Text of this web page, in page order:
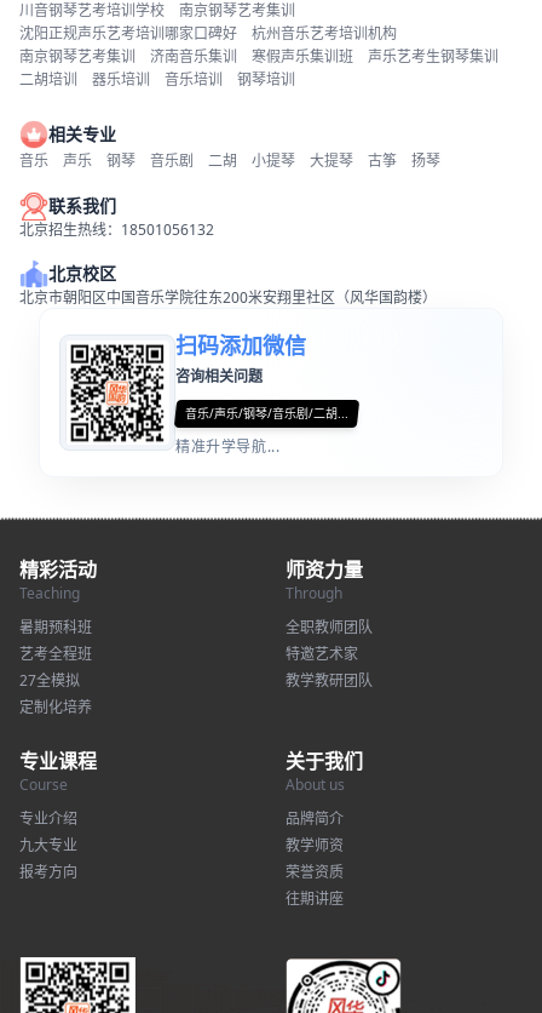
川音钢琴艺考培训学校
南京钢琴艺考集训
沈阳正规声乐艺考培训哪家口碑好
杭州音乐艺考培训机构
南京钢琴艺考集训
济南音乐集训 寒假声乐集训班
声乐艺考生钢琴集训
二胡培训
器乐培训 音乐培训 钢琴培训
相关专业
音乐 声乐 钢琴 音乐剧 二胡 小提琴 大提琴 古筝 扬琴
联系我们
北京招生热线：18501056132
北京校区
北京市朝阳区中国音乐学院往东200米安翔里社区（风华国韵楼）
扫码添加微信
咨询相关问题
音乐/声乐/钢琴/音乐剧/二胡...
精准升学导航...
精彩活动
Teaching
暑期预科班
艺考全程班
27全模拟
定制化培养
师资力量
Through
全职教师团队
特邀艺术家
教学教研团队
专业课程
Course
专业介绍
九大专业
报考方向
关于我们
About us
品牌简介
教学师资
荣誉资质
往期讲座